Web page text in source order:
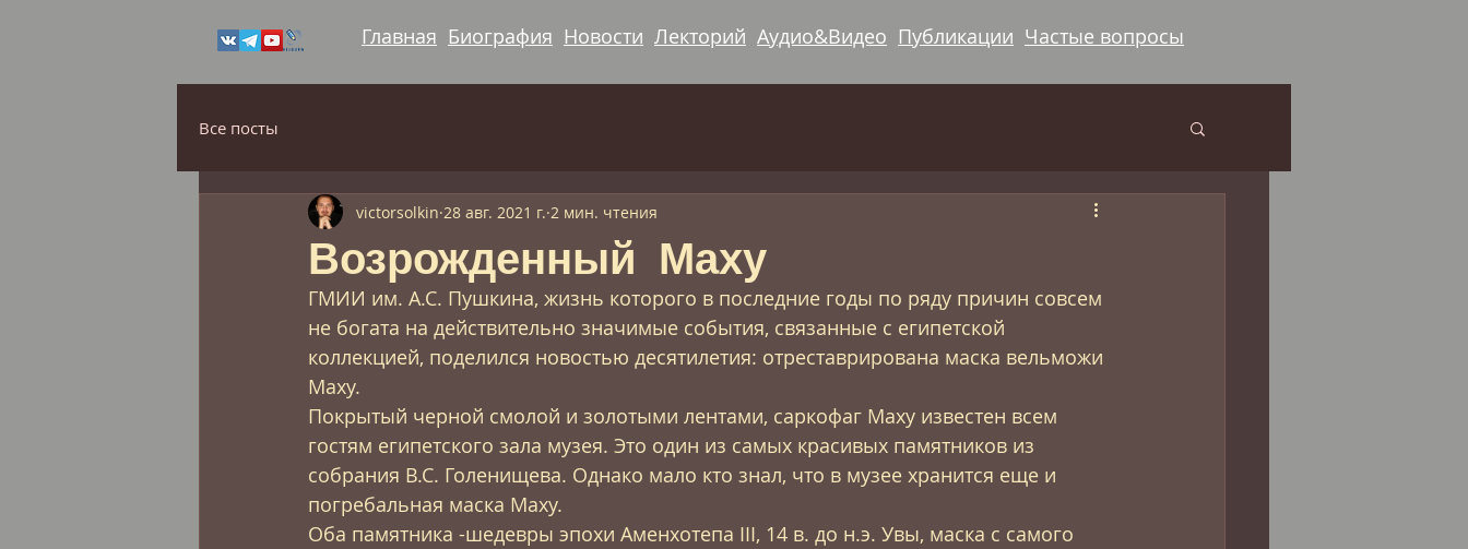
Главная Биография Новости Лекторий Аудио&Видео Публикации Частые вопросы
Все посты
Возрожденный Маху
victorsolkin 28 авг. 2021 г. 2 мин. чтения
ГМИИ им. А.С. Пушкина, жизнь которого в последние годы по ряду причин совсем
не богата на действительно значимые события, связанные с египетской
коллекцией, поделился новостью десятилетия: отреставрирована маска вельможи
Маху.
Покрытый черной смолой и золотыми лентами, саркофаг Маху известен всем
гостям египетского зала музея. Это один из самых красивых памятников из
собрания В.С. Голенищева. Однако мало кто знал, что в музее хранится еще и
погребальная маска Маху.
Оба памятника -шедевры эпохи Аменхотепа III, 14 в. до н.э. Увы, маска с самого